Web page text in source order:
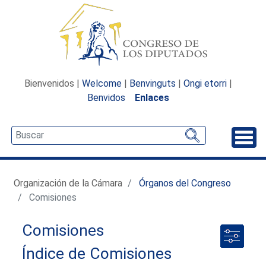
Bienvenidos | Welcome | Benvinguts | Ongi etorri |
Benvidos
Enlaces
Organización de la Cámara
Órganos del Congreso
Comisiones
Comisiones
Índice de Comisiones